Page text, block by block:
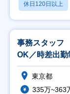
休日120日以上
事務スタッフ
OK／時差出勤
東京都
335万~363